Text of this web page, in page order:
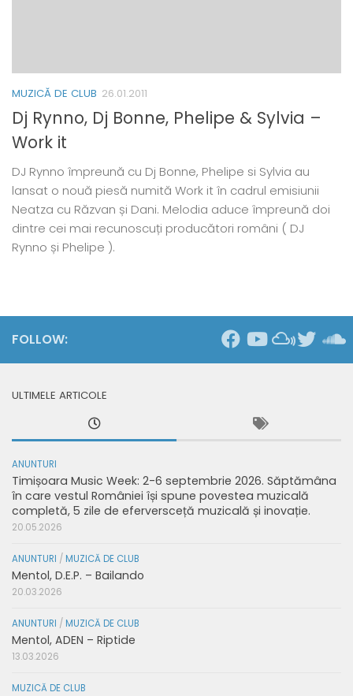
MUZICĂ DE CLUB 26.01.2011
Dj Rynno, Dj Bonne, Phelipe & Sylvia –
Work it
DJ Rynno împreună cu Dj Bonne, Phelipe si Sylvia au
lansat o nouă piesă numită Work it în cadrul emisiunii
Neatza cu Răzvan și Dani. Melodia aduce împreună doi
dintre cei mai recunoscuți producători români ( DJ
Rynno și Phelipe ).
FOLLOW:
ULTIMELE ARTICOLE
ANUNTURI
Timișoara Music Week: 2-6 septembrie 2026. Săptămâna
în care vestul României își spune povestea muzicală
completă, 5 zile de eferversceță muzicală și inovație.
20.05.2026
ANUNTURI / MUZICĂ DE CLUB
Mentol, D.E.P. – Bailando
20.03.2026
ANUNTURI / MUZICĂ DE CLUB
Mentol, ADEN – Riptide
13.03.2026
MUZICĂ DE CLUB